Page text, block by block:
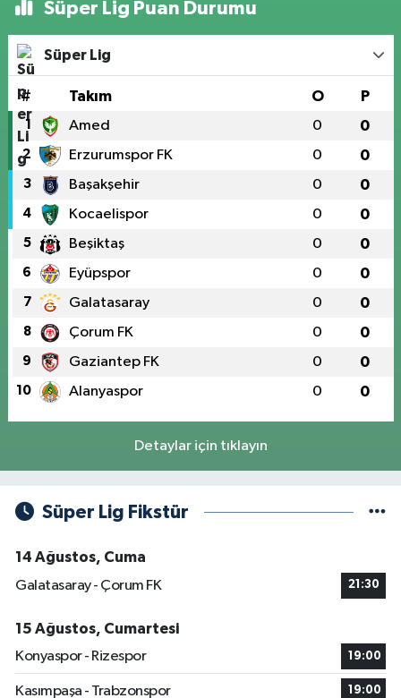
Süper Lig Puan Durumu
Süper Lig
# Takım O P
1 Amed 0 0
2 Erzurumspor FK 0 0
3 Başakşehir 0 0
4 Kocaelispor 0 0
5 Beşiktaş 0 0
6 Eyüpspor 0 0
7 Galatasaray 0 0
8 Çorum FK 0 0
9 Gaziantep FK 0 0
10 Alanyaspor 0 0
Detaylar için tıklayın
Süper Lig Fikstür
14 Ağustos, Cuma
Galatasaray - Çorum FK
21:30
15 Ağustos, Cumartesi
Konyaspor - Rizespor
19:00
Kasımpaşa - Trabzonspor 19:00